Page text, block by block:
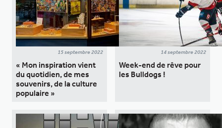
15 septembre 2022
« Mon inspiration vient
du quotidien, de mes
souvenirs, de la culture
populaire »
14 septembre 2022
Week-end de rêve pour
les Bulldogs !